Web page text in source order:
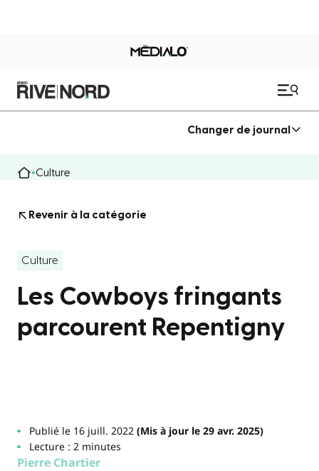
Changer de journal
Culture
Revenir à la catégorie
Culture
Les Cowboys fringants
parcourent Repentigny
Publié le 16 juill. 2022(Mis à jour le 29 avr. 2025)
Lecture : 2 minutes
Pierre Chartier